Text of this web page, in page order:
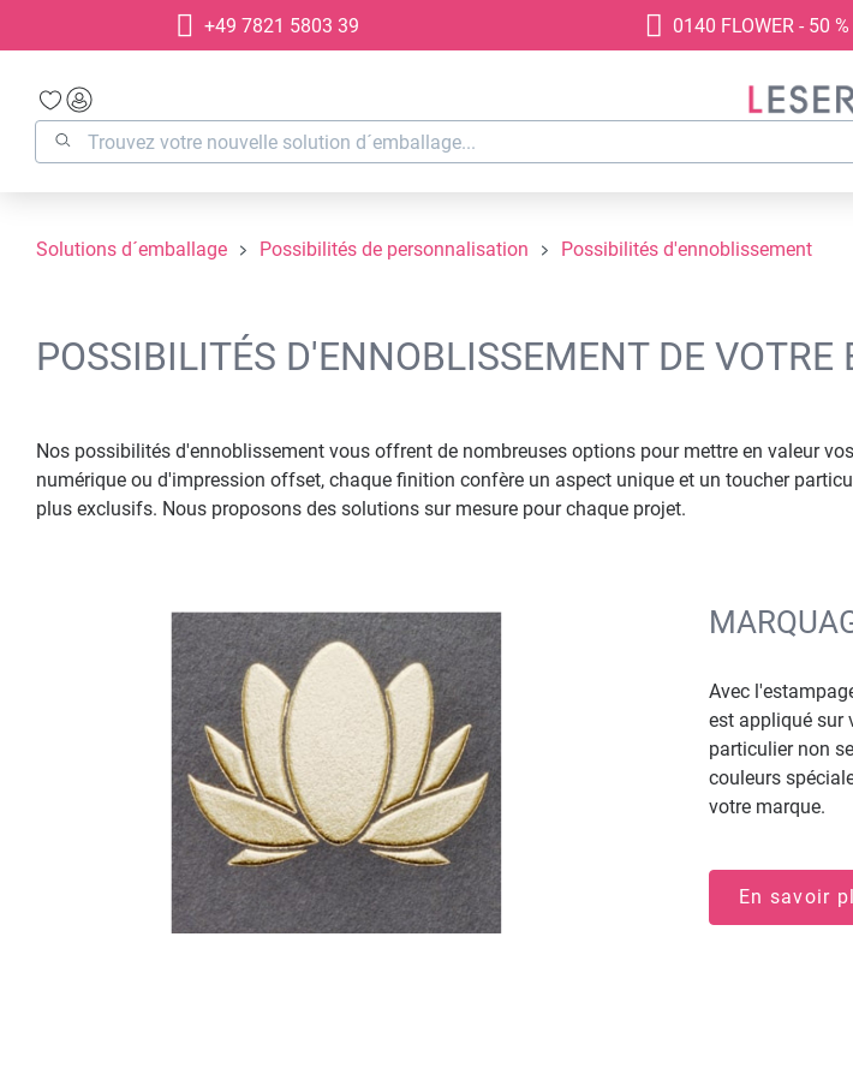
Passer à la navigation principale
+49 7821 5803 39 0140 FLOWER - 50
Solutions d´emballage Possibilités de personnalisation Possibilités d'ennoblissement
POSSIBILITÉS D'ENNOBLISSEMENT DE VOTRE
Nos possibilités d'ennoblissement vous offrent de nombreuses options pour mettre en valeur
numérique ou d'impression offset, chaque finition confère un aspect unique et un toucher
plus exclusifs. Nous proposons des solutions sur mesure pour chaque projet.
Avec
est appliqué sur
particulier non
couleurs
votre marque.
En savoir